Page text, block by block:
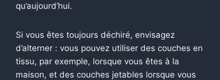
qu’aujourd’hui.
Si vous êtes toujours déchiré, envisagez
d’alterner : vous pouvez utiliser des couches en
tissu, par exemple, lorsque vous êtes à la
maison, et des couches jetables lorsque vous